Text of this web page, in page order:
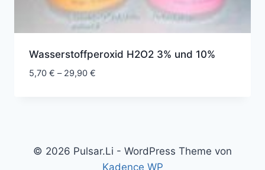
Wasserstoffperoxid H2O2 3% und 10%
5,70 € – 29,90 €Preisspanne:
© 2026 Pulsar.Li - WordPress Theme von
Kadence WP